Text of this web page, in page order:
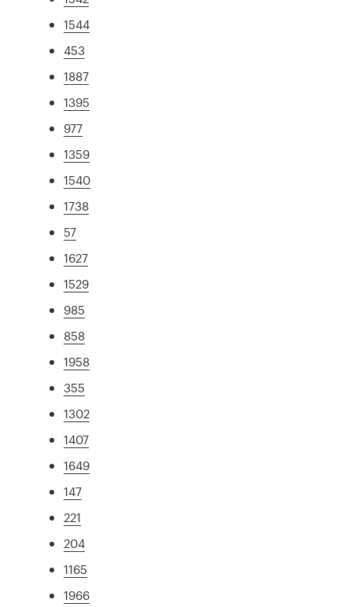
1544
453
1887
1395
977
1359
1540
1738
57
1627
1529
985
858
1958
355
1302
1407
1649
147
221
204
1165
1966